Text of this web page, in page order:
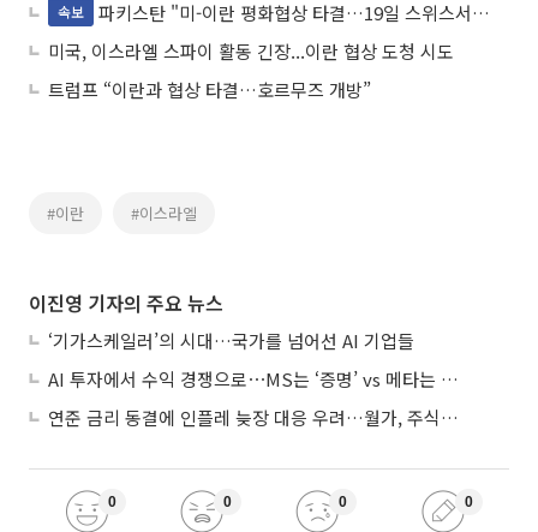
속보
파키스탄 "미-이란 평화협상 타결…19일 스위스서 서명"<로이터>
미국, 이스라엘 스파이 활동 긴장...이란 협상 도청 시도
트럼프 “이란과 협상 타결…호르무즈 개방”
#이란 #이스라엘
이진영 기자의 주요 뉴스
‘기가스케일러’의 시대…국가를 넘어선 AI 기업들
AI 투자에서 수익 경쟁으로⋯MS는 ‘증명’ vs 메타는 ‘숙제’
연준 금리 동결에 인플레 늦장 대응 우려…월가, 주식도 채권도 던졌다
0 0 0 0